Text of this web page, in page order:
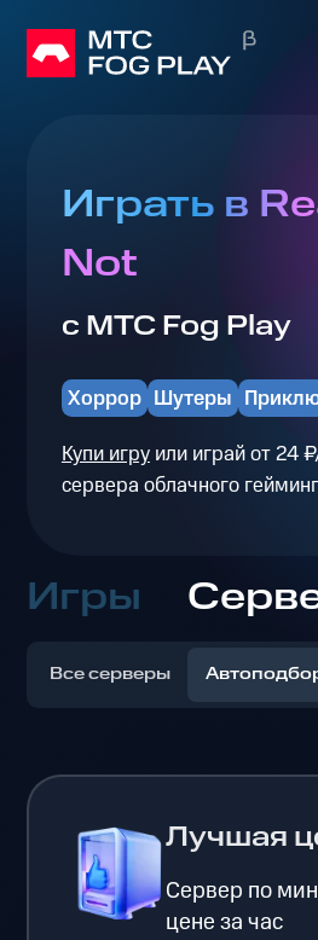
Играть в
Not
с МТС Fog Play
Хоррор Шутеры
Купи игруили играй от 24
сервера облачного
Игры
Все серверы
Лучшая
Сервер по
цене за час